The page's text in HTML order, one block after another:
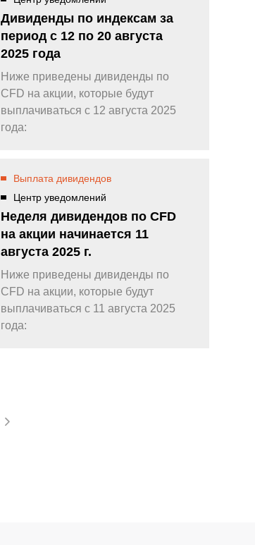
Дивиденды по индексам за
период с 12 по 20 августа
2025 года
Ниже приведены дивиденды по
CFD на акции, которые будут
выплачиваться с 12 августа 2025
года:
Выплата дивидендов
Центр уведомлений
Неделя дивидендов по CFD
на акции начинается 11
августа 2025 г.
Ниже приведены дивиденды по
CFD на акции, которые будут
выплачиваться с 11 августа 2025
года: